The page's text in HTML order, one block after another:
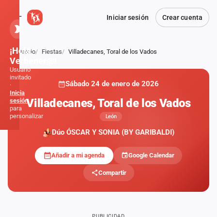
Iniciar sesión Crear cuenta
Atrás
Inicio Fiestas Villadecanes, Toral de los Vados
Sábado 24 de enero de 2026
Villadecanes, Toral de los Vados
León
Dúo ÓSCAR Y SONIA (BY GARIBALDI)
Añadir a mi agenda Google Calendar
Compartir
¡Hola,
Verbener@!
Usuario
invitado
·
Inicia
sesión
para
personalizar
Formaciones